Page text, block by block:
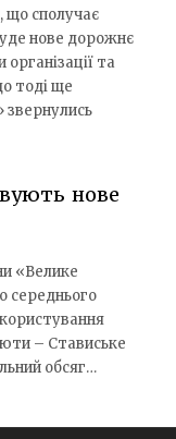
що сполучає
нове дорожнє
та
тоді ще
звернулись
нове
«Велике
середнього
– Ставиське
обсяг…